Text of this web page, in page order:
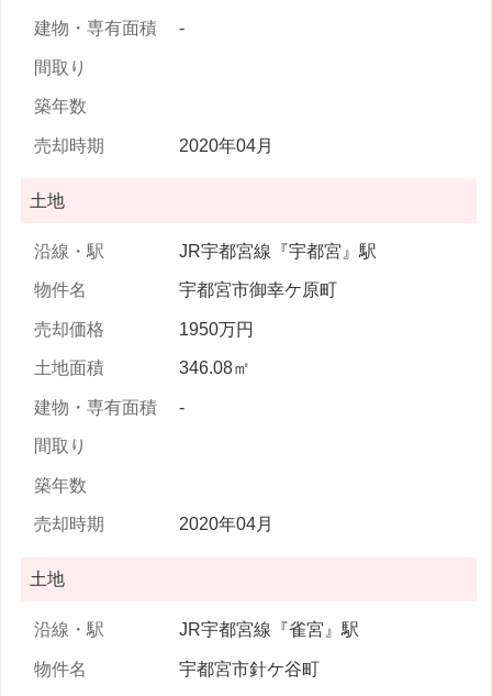
-
2020年04月
土地
JR宇都宮線『宇都宮』駅
宇都宮市御幸ケ原町
1950万円
346.08㎡
-
2020年04月
土地
JR宇都宮線『雀宮』駅
宇都宮市針ケ谷町